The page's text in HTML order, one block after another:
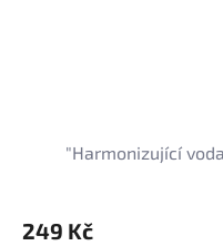
"Harmonizující
249 Kč